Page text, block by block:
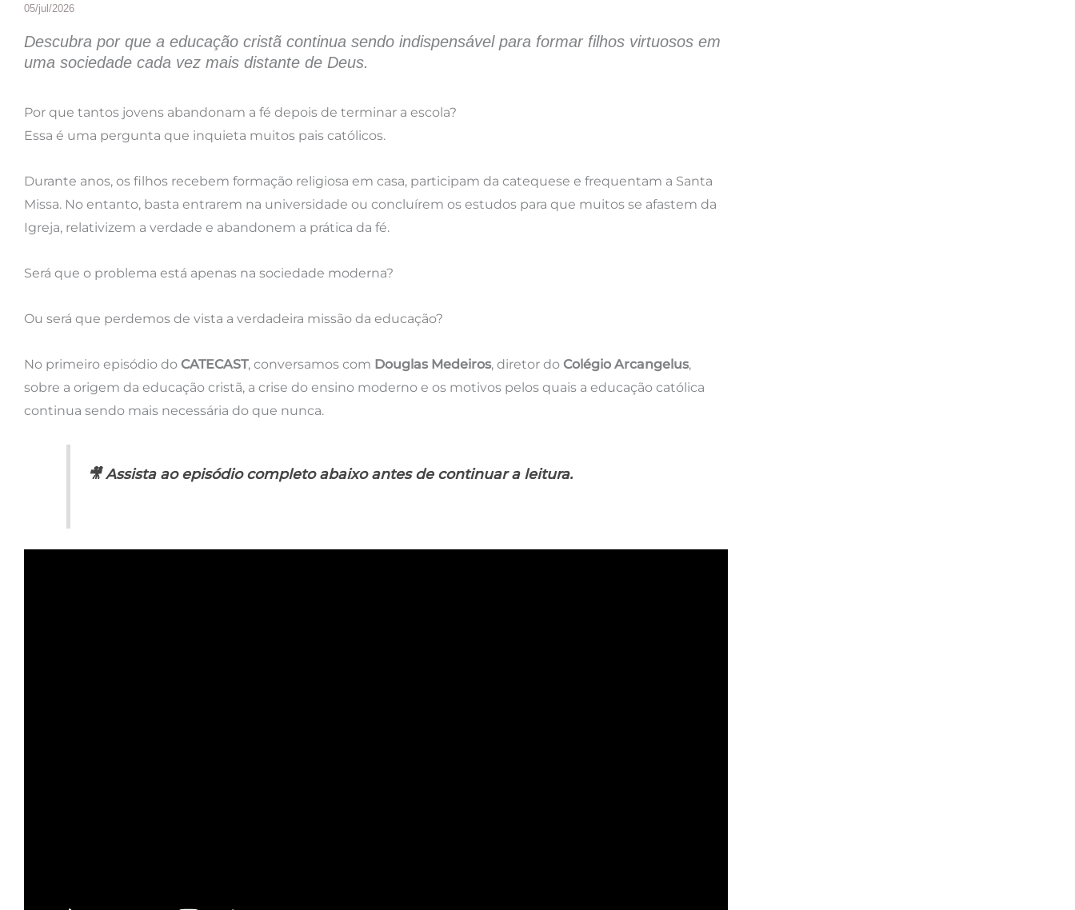
05/jul/2026
Descubra por que a educação cristã continua sendo indispensável para formar filhos virtuosos em
uma sociedade cada vez mais distante de Deus.
Por que tantos jovens abandonam a fé depois de terminar a escola?
Essa é uma pergunta que inquieta muitos pais católicos.
Durante anos, os filhos recebem formação religiosa em casa, participam da catequese e frequentam a Santa
Missa. No entanto, basta entrarem na universidade ou concluírem os estudos para que muitos se afastem da
Igreja, relativizem a verdade e abandonem a prática da fé.
Será que o problema está apenas na sociedade moderna?
Ou será que perdemos de vista a verdadeira missão da educação?
No primeiro episódio do CATECAST, conversamos com Douglas Medeiros, diretor do Colégio Arcangelus,
sobre a origem da educação cristã, a crise do ensino moderno e os motivos pelos quais a educação católica
continua sendo mais necessária do que nunca.
🎥 Assista ao episódio completo abaixo antes de continuar a leitura.